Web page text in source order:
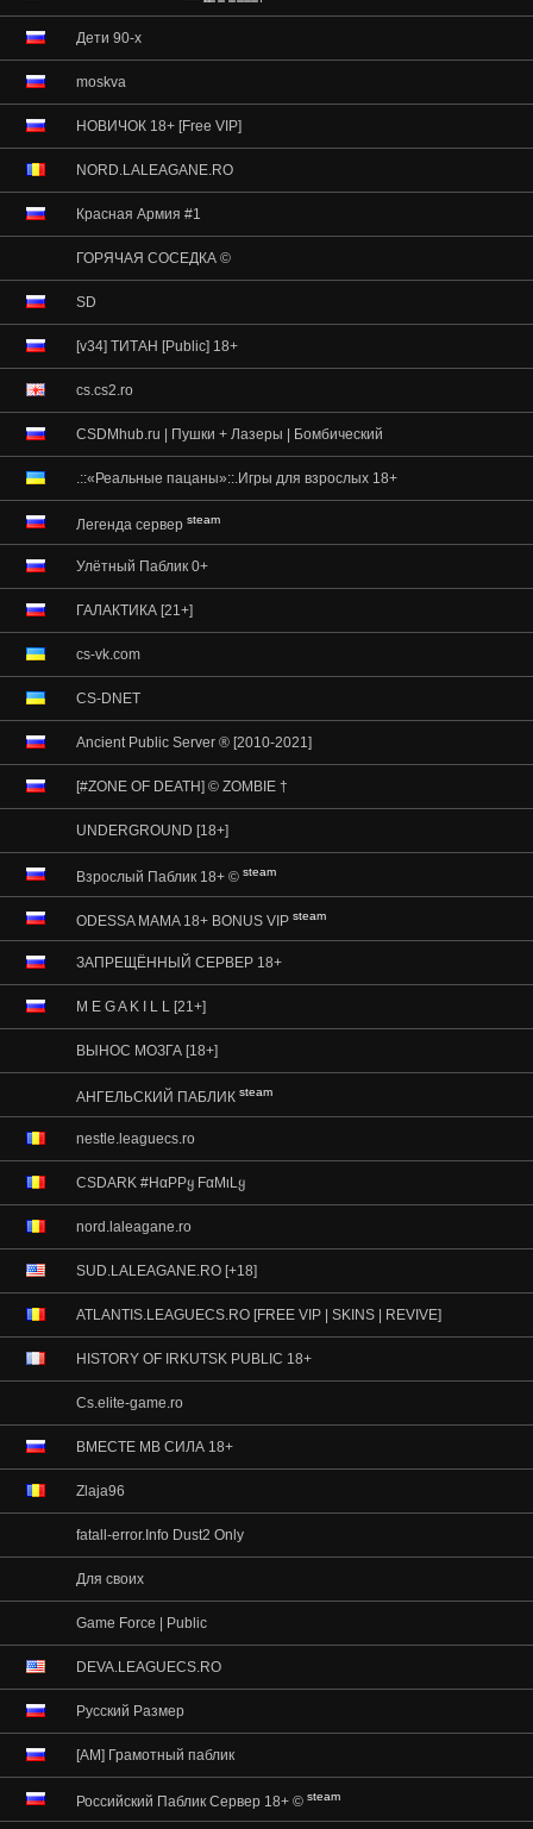
Дети 90-х
moskva
НОВИЧОК 18+ [Free VIP]
NORD.LALEAGANE.RO
Красная Армия #1
ГОРЯЧАЯ СОСЕДКА ©
SD
[v34] ТИТАН [Public] 18+
cs.cs2.ro
CSDMhub.ru | Пушки + Лазеры | Бомбический
.::«Реальные пацаны»::.Игры для взрослыx 18+
Легенда сервер steam
Улётный Паблик 0+
ГАЛАКТИКА [21+]
cs-vk.com
CS-DNET
Ancient Public Server ® [2010-2021]
[#ZONE OF DEATH] © ZOMBIE †
UNDERGROUND [18+]
Взрослый Паблик 18+ © steam
ODESSA MAMA 18+ BONUS VIP steam
ЗАПРЕЩЁННЫЙ СЕРВЕР 18+
M E G A K I L L [21+]
ВЫНОС МОЗГА [18+]
АНГЕЛЬСКИЙ ПАБЛИК steam
nestle.leaguecs.ro
CSDARK #HαPPყ FαMιLყ
nord.laleagane.ro
SUD.LALEAGANE.RO [+18]
ATLANTIS.LEAGUECS.RO [FREE VIP | SKINS | REVIVE]
HISTORY OF IRKUTSK PUBLIC 18+
Cs.elite-game.ro
ВМЕСТЕ МВ СИЛА 18+
Zlaja96
fatall-error.Info Dust2 Only
Для своих
Game Force | Public
DEVA.LEAGUECS.RO
Русский Размер
[АМ] Грамотный паблик
Российский Паблик Сервер 18+ © steam